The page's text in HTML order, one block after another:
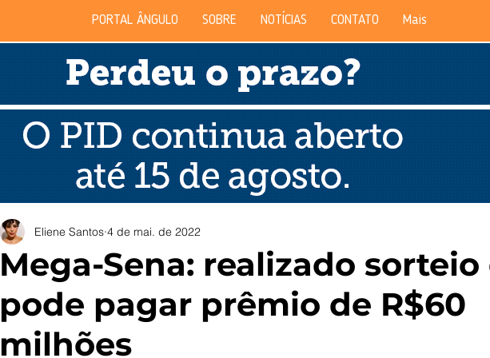
PORTAL ÂNGULO SOBRE NOTÍCIAS CONTATO Mais
Mega-Sena: realizado sorteio
pode pagar prêmio de R$60
milhões
Eliene Santos 4 de mai. de 2022